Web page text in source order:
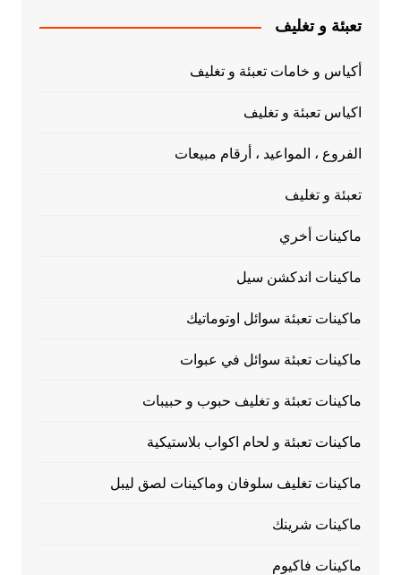
تعبئة و تغليف
أكياس و خامات تعبئة و تغليف
اكياس تعبئة و تغليف
الفروع ، المواعيد ، أرقام مبيعات
تعبئة و تغليف
ماكينات أخري
ماكينات اندكشن سيل
ماكينات تعبئة سوائل اوتوماتيك
ماكينات تعبئة سوائل في عبوات
ماكينات تعبئة و تغليف حبوب و حبيبات
ماكينات تعبئة و لحام اكواب بلاستيكية
ماكينات تغليف سلوفان وماكينات لصق ليبل
ماكينات شرينك
ماكينات فاكيوم